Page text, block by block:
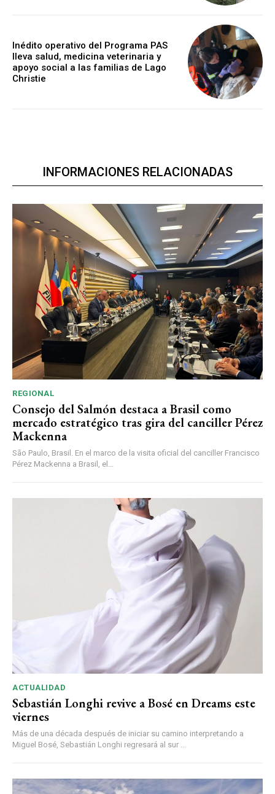
Inédito operativo del Programa PAS
lleva salud, medicina veterinaria y
apoyo social a las familias de Lago
Christie
INFORMACIONES RELACIONADAS
REGIONAL
Consejo del Salmón destaca a Brasil como
mercado estratégico tras gira del canciller Pérez
Mackenna
São Paulo, Brasil. En el marco de la visita oficial del canciller Francisco
Pérez Mackenna a Brasil, el...
ACTUALIDAD
Sebastián Longhi revive a Bosé en Dreams este
viernes
Más de una década después de iniciar su camino interpretando a
Miguel Bosé, Sebastián Longhi regresará al sur ...